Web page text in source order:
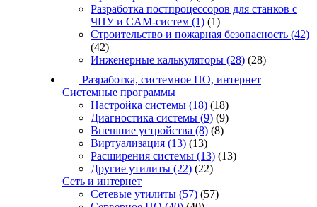
Разработка постпроцессоров для станков с
ЧПУ и CAM-систем (1) (1)
Строительство и пожарная безопасность (42)
(42)
Инженерные калькуляторы (28) (28)
Разработка, системное ПО, интернет
Системные программы
Настройка системы (18) (18)
Диагностика системы (9) (9)
Внешние устройства (8) (8)
Виртуализация (13) (13)
Расширения системы (13) (13)
Другие утилиты (22) (22)
Сеть и интернет
Сетевые утилиты (57) (57)